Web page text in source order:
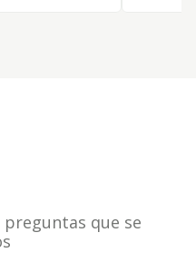
preguntas que se